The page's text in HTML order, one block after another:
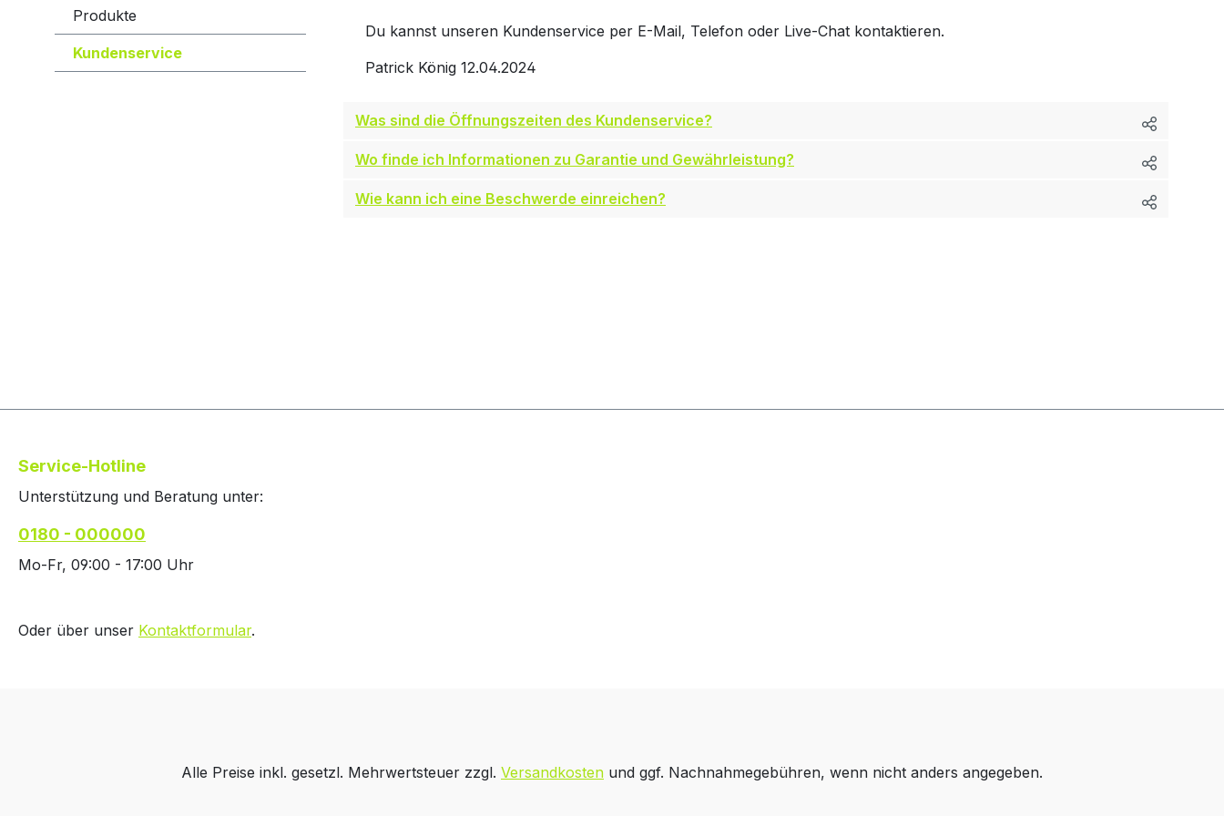
Produkte
Kundenservice
Du kannst unseren Kundenservice per E-Mail, Telefon oder Live-Chat kontaktieren.
Patrick König 12.04.2024
Was sind die Öffnungszeiten des Kundenservice?
Wo finde ich Informationen zu Garantie und Gewährleistung?
Wie kann ich eine Beschwerde einreichen?
Service-Hotline
Unterstützung und Beratung unter:
0180 - 000000
Mo-Fr, 09:00 - 17:00 Uhr
Oder über unser Kontaktformular.
Alle Preise inkl. gesetzl. Mehrwertsteuer zzgl. Versandkosten und ggf. Nachnahmegebühren, wenn nicht anders angegeben.